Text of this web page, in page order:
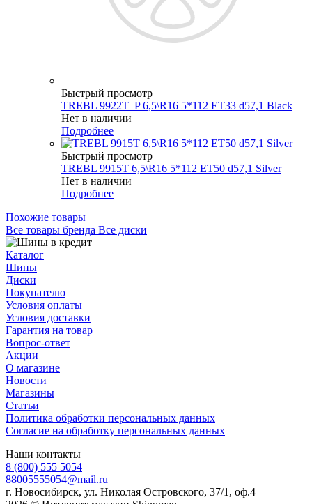
Быстрый просмотр
TREBL 9922T_P 6,5\R16 5*112 ET33 d57,1 Black
Нет в наличии
Подробнее
Быстрый просмотр
TREBL 9915T 6,5\R16 5*112 ET50 d57,1 Silver
Нет в наличии
Подробнее
Похожие товары
Все товары бренда Все диски
Каталог
Шины
Диски
Покупателю
Условия оплаты
Условия доставки
Гарантия на товар
Вопрос-ответ
Акции
О магазине
Новости
Магазины
Статьи
Политика обработки персональных данных
Согласие на обработку персональных данных
Наши контакты
8 (800) 555 5054
88005555054@mail.ru
г. Новосибирск, ул. Николая Островского, 37/1, оф.4